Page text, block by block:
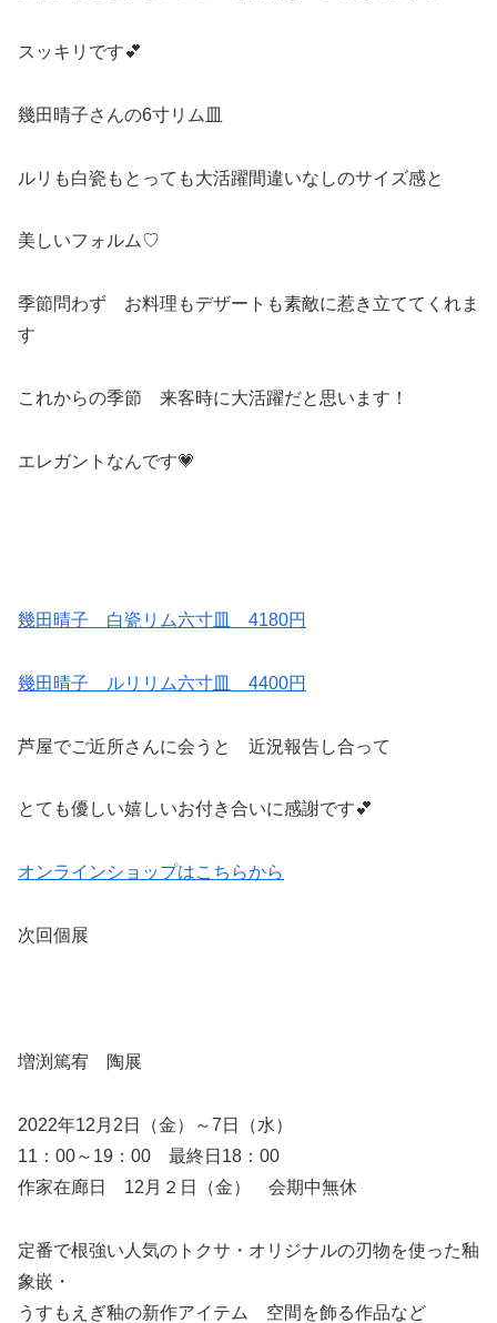
スッキリです💕
幾田晴子さんの6寸リム皿
ルリも白瓷もとっても大活躍間違いなしのサイズ感と
美しいフォルム♡
季節問わず お料理もデザートも素敵に惹き立ててくれま
す
これからの季節 来客時に大活躍だと思います！
エレガントなんです💗
幾田晴子 白瓷リム六寸皿 4180円
幾田晴子 ルリリム六寸皿 4400円
芦屋でご近所さんに会うと 近況報告し合って
とても優しい嬉しいお付き合いに感謝です💕
オンラインショップはこちらから
次回個展
増渕篤宥 陶展
2022年12月2日（金）～7日（水）
11：00～19：00 最終日18：00
作家在廊日 12月２日（金） 会期中無休
定番で根強い人気のトクサ・オリジナルの刃物を使った釉
象嵌・
うすもえぎ釉の新作アイテム 空間を飾る作品など